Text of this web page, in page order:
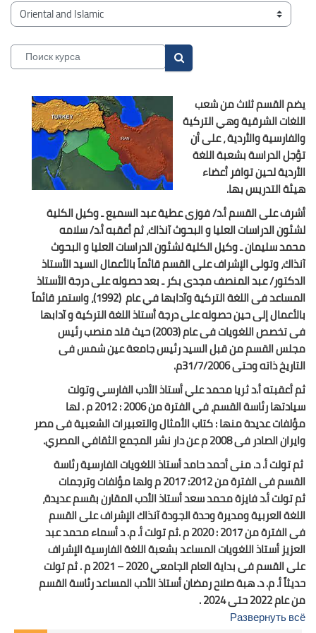
Категории курсов
Поиск курса
Поиск курса
يضم القسم ثلاث من شعب
اللغات الشرقية وهي التركية
والفارسية والأردية ، على أن
تؤجل الدراسة بشعبة اللغة
الأردية لحين توافر أعضاء
هيئة التدريس بها.
أشرف على القسم أ.د/ فوزى عطية عبد السميع ـ وكيل الكلية
لشئون الدراسات العليا و البحوث آنذاك، ثم أعقبه أ.د/ سلامه
محمد سليمان ـ وكيل الكلية لشئون الدراسات العليا و البحوث
آنذاك، وتولى الإشراف على القسم قائماً بالأعمال السيد الأستاذ
الدكتور/ عبد المنصف مجدى بكر ـ بعد حصوله على درجة الأستاذ
المساعد فى اللغة التركية وآدابها في عام (1992)، واستمر قائماً
بالأعمال إلى حين حصوله على درجة أستاذ اللغة التركية و آدابها
فى تخصص اللغويات فى عام (2003) حيث قلد منصب رئيس
مجلس القسم من قبل السيد رئيس جامعة عين شمس فى
التاريخ ذاته وحتى 31/7/2006م.
ثم أعقبته أ.د ثريا محمد علي أستاذ الأدب الفارسي وتولت
سيادتها رئاسة القسم، في الفترة من 2006 : 2012 م . لها
مؤلفات عديدة منها : كتاب الأمثال والتعبيرات الشعبية فى مصر
وايران الصادر فى 2008 م عن دار نشر المجمع الثقافي المصري.
ثم تولت أ. د. منى أحمد حامد أستاذ اللغويات الفارسية رئاسة
القسم فى الفترة من 2012: 2017 م ولها مؤلفات وترجمات
عديدة،ثم تولت أ.د فايزة محمد سعد أستاذ الأدب المقارن بقسم
اللغة العربية ومديرة وحدة الجودة آنذاك الإشراف على القسم
فى الفترة من 2017 : 2020 م .ثم تولت أ. م. د أسماء محمد عبد
العزيز أستاذ اللغويات المساعد بشعبة اللغة الفارسية الإشراف
على القسم فى بداية العام الجامعي 2020 – 2021 م . ثم تولت
حديثاً أ. م. د. هبة صلاح رمضان أستاذ الأدب المساعد رئاسة القسم
من عام 2022 حتى 2024 .
Развернуть всё